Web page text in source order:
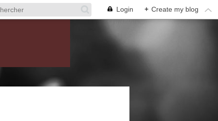
Login + Create my blog